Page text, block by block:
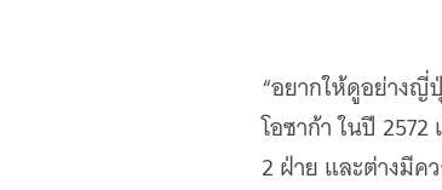
“อยากให้ดูอย่างญี่
โอซาก้า ในปี
2 ฝ่าย และต่างมีค